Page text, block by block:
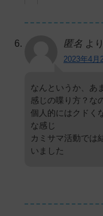
匿名 よ
2023年4月
なんというか、あ
感じの喋り方？な
個人的にはクドく
な感じ
カミサマ活動では
いました